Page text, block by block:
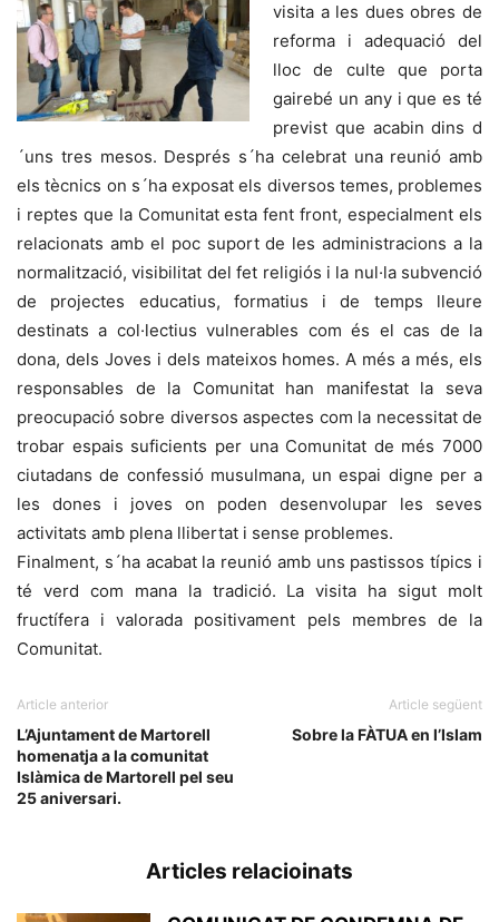
visita a les dues obres de
reforma i adequació del
lloc de culte que porta
gairebé un any i que es té
previst que acabin dins d
´uns tres mesos. Després s´ha celebrat una reunió amb
els tècnics on s´ha exposat els diversos temes, problemes
i reptes que la Comunitat esta fent front, especialment els
relacionats amb el poc suport de les administracions a la
normalització, visibilitat del fet religiós i la nul·la subvenció
de projectes educatius, formatius i de temps lleure
destinats a col·lectius vulnerables com és el cas de la
dona, dels Joves i dels mateixos homes. A més a més, els
responsables de la Comunitat han manifestat la seva
preocupació sobre diversos aspectes com la necessitat de
trobar espais suficients per una Comunitat de més 7000
ciutadans de confessió musulmana, un espai digne per a
les dones i joves on poden desenvolupar les seves
activitats amb plena llibertat i sense problemes.
Finalment, s´ha acabat la reunió amb uns pastissos típics i
té verd com mana la tradició. La visita ha sigut molt
fructífera i valorada positivament pels membres de la
Comunitat.
Article anterior
L’Ajuntament de Martorell
homenatja a la comunitat
Islàmica de Martorell pel seu
25 aniversari.
Article següent
Sobre la FÀTUA en l’Islam
Articles relacioinats